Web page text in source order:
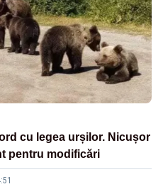
cu legea urșilor. Nicușor
pentru modificări